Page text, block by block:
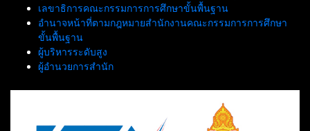
เลขาธิการคณะกรรมการการศึกษาขั้นพื้นฐาน
อำนาจหน้าที่ตามกฎหมายสำนักงานคณะกรรมการการศึกษา
ขั้นพื้นฐาน
ผู้บริหารระดับสูง
ผู้อำนวยการสำนัก